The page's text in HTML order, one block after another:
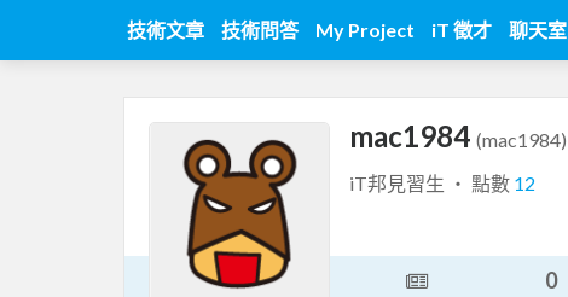
技術文章 技術問答 My Project iT 徵才 聊天室
mac1984 (mac1984)
iT邦見習生 ‧ 點數 12
0